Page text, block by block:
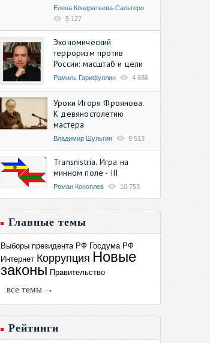
Елена Кондратьева-Сальгеро
5 127
Экономический
терроризм против
России: масштаб и цели
Рамиль Гарифуллин 4 686
Уроки Игоря Фроянова.
К девяностолетию
мастера
Владимир Шульгин 9 513
Transnistria. Игра на
минном поле - III
Роман Коноплев 10 753
Главные темы
Выборы президента РФ Госдума РФ
Интернет Коррупция Новые
законы Правительство
все темы →
Рейтинги